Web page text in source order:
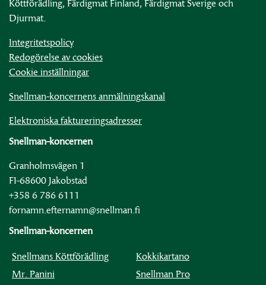
Köttförädling, Färdigmat Finland, Färdigmat Sverige och
Djurmat.
Integritetspolicy
Redogörelse av cookies
Cookie inställningar
Snellman-koncernens anmälningskanal
Elektroniska faktureringsadresser
Snellman-koncernen
Granholmsvägen 1
FI-68600 Jakobstad
+358 6 786 6111
fornamn.efternamn@snellman.fi
Snellman-koncernen
Snellmans Köttförädling
Kokkikartano
Mr. Panini
Snellman Pro